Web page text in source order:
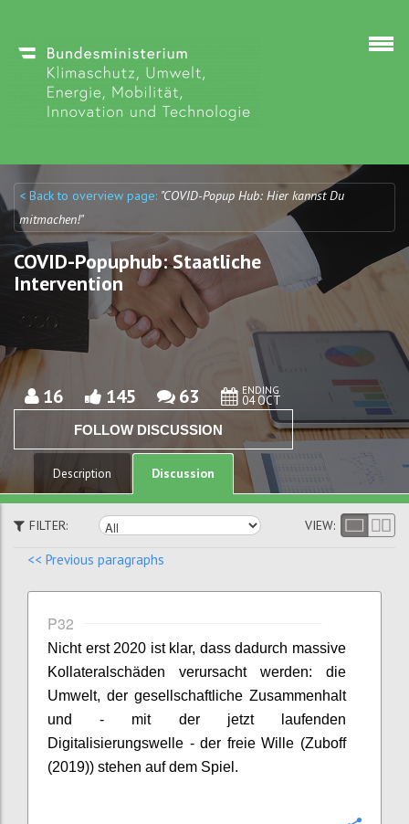
Discuto
Discuto< Back to overview page: "COVID-Popup Hub: Hier kannst Du
mitmachen!"
COVID-Popuphub: Staatliche
Intervention
16 145 63 ENDING
04 OCT
FOLLOW DISCUSSION
Description Discussion
FILTER: VIEW:
<< Previous paragraphs
P32
Nicht erst 2020 ist klar, dass dadurch massive
Kollateralschäden verursacht werden: die
Umwelt, der gesellschaftliche Zusammenhalt
und - mit der jetzt laufenden
Digitalisierungswelle - der freie Wille (Zuboff
(2019)) stehen auf dem Spiel.